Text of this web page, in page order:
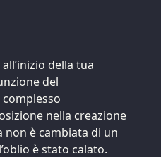
della tua
del
nella creazione
non è cambiata di un
è stato calato.